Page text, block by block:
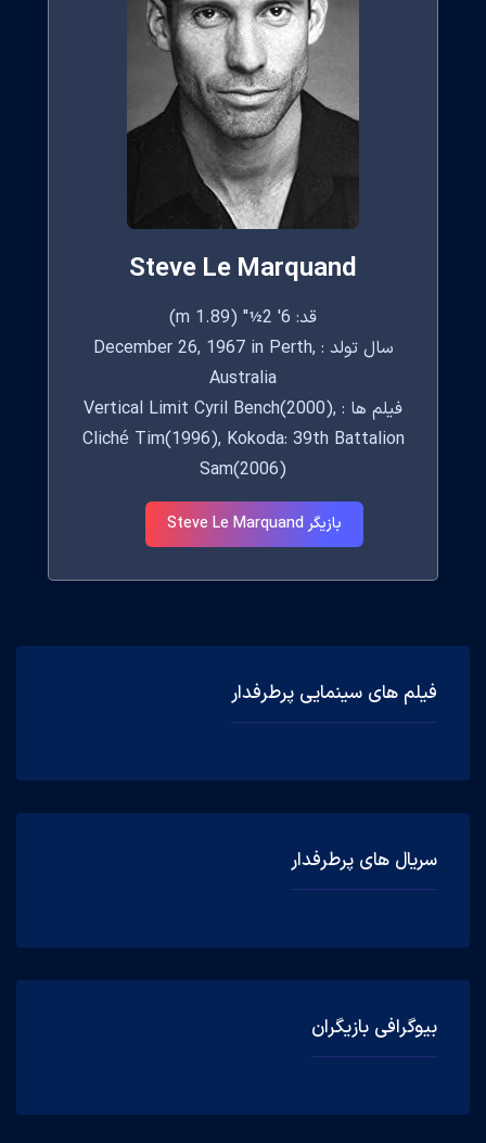
فیلم های سینمایی پرطرفدار
سریال های پرطرفدار
بیوگرافی بازیگران
Steve Le Marquand
قد: 6' 2½" (1.89 m)
سال تولد : December 26, 1967 in Perth,
Australia
فیلم ها : Vertical Limit Cyril Bench(2000),
Cliché Tim(1996), Kokoda: 39th Battalion
Sam(2006)
بازیگر Steve Le Marquand